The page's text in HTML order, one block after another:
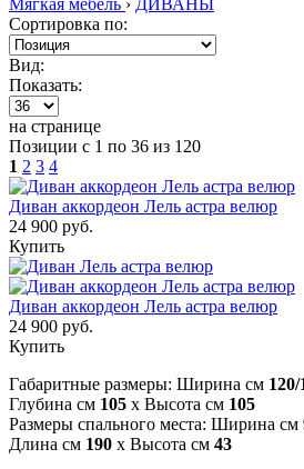
Мягкая мебель › ДИВАНЫ
Сортировка по:
Вид:
Показать:
на странице
Позиции с 1 по 36 из 120
1 2 3 4
Диван аккордеон Лель астра велюр
24 900 руб.
Купить
Диван аккордеон Лель астра велюр
24 900 руб.
Купить
Габаритные размеры: Ширина см 120/
Глубина см 105 x Высота см 105
Размеры спального места: Ширина см
Длина см 190 x Высота см 43